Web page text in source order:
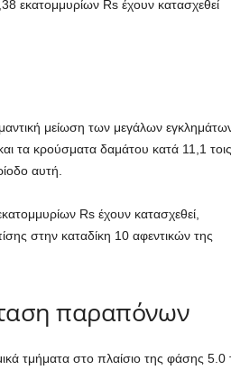
εκατομμυρίων Rs έχουν κατασχεθεί
μείωση των μεγάλων
τα κρούσματα δαμάτου κατά 11,1 τοις
αυτή.
Rs έχουν κατασχεθεί,
στην καταδίκη 10 αφεντικών της
παραπόνων
τμήματα στο πλαίσιο της φάσης 5.0